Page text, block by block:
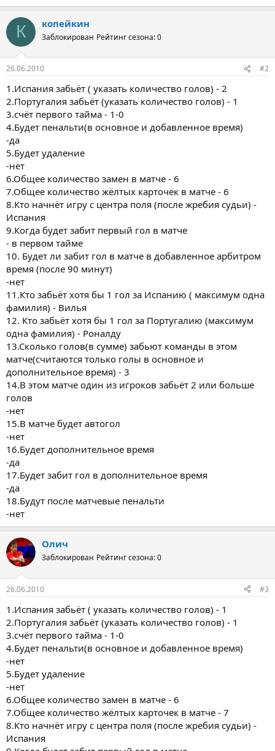
К копейкин
Заблокирован Рейтинг сезона: 0
26.06.2010 #2
1.Испания забьёт ( указать количество голов) - 2
2.Португалия забьёт (указать количество голов) - 1
3.счёт первого тайма - 1-0
4.Будет пенальти(в основное и добавленное время)
-да
5.Будет удаление
-нет
6.Общее количество замен в матче - 6
7.Общее количество жёлтых карточек в матче - 6
8.Кто начнёт игру с центра поля (после жребия судьи) -
Испания
9.Когда будет забит первый гол в матче
- в первом тайме
10. Будет ли забит гол в матче в добавленное арбитром
время (после 90 минут)
-нет
11.Кто забьёт хотя бы 1 гол за Испанию ( максимум одна
фамилия) - Вилья
12. Кто забьёт хотя бы 1 гол за Португалию (максимум
одна фамилия) - Роналду
13.Сколько голов(в сумме) забьют команды в этом
матче(считаются только голы в основное и
дополнительное время) - 3
14.В этом матче один из игроков забьёт 2 или больше
голов
-нет
15.В матче будет автогол
-нет
16.Будет дополнительное время
-да
17.Будет забит гол в дополнительное время
-да
18.Будут после матчевые пенальти
-нет
Олич
Заблокирован Рейтинг сезона: 0
26.06.2010 #3
1.Испания забьёт ( указать количество голов) - 1
2.Португалия забьёт (указать количество голов) - 1
3.счёт первого тайма - 1-0
4.Будет пенальти(в основное и добавленное время)
-нет
5.Будет удаление
-нет
6.Общее количество замен в матче - 6
7.Общее количество жёлтых карточек в матче - 7
8.Кто начнёт игру с центра поля (после жребия судьи) -
Испания